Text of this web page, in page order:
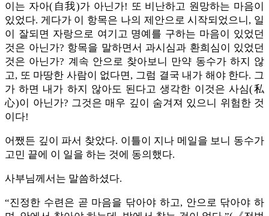
이는 자아(自我)가 아닌가! 또 비난하고 원망하는 마음이
있었다. 게다가 이 항목은 나의 제안으로 시작되었으니, 일
이 잘되면 자랑으로 여기고 명예를 구하는 마음이 있었던
것은 아닌가? 항목을 말하면서 과시심과 환희심이 있었던
것은 아닌가? 계속 안으로 찾아보니 만약 동수가 하지 않
고, 또 마땅한 사람이 없다면, 그럼 결국 내가 해야 한다. 그
가 하면 내가 하지 않아도 된다고 생각한 이것은 사심(私
心)이 아닌가? 그것은 매우 깊이 숨겨져 있으니 위험한 것
이다!
어쨌든 깊이 파서 찾았다. 이틀이 지나 메일을 보니 동수가
고민 끝에 이 일을 하는 것에 동의했다.
사부님께서는 말씀하셨다.
“진정한 수련은 곧 마음을 닦아야 하고, 안으로 닦아야 하